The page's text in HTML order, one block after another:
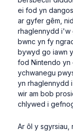
ei fod yn
ar gyfer gêm,
rhaglennydd i'w
bwnc yn fy
bywyd go iawn
fod Nintendo yn
ychwanegu
yn rhaglennydd
wir am bob
chlywed i
Ar ôl y sgyrsiau,